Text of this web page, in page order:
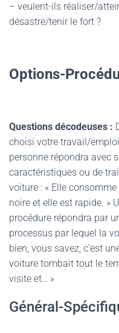
– veulent-ils réaliser/
désastre/tenir le fort ?
Options-
Questions décodeuses :
choisi votre travail/
personne répondra avec
caractéristiques ou de
voiture : « Elle
noire et elle est rapide. »
procédure répondra par
processus par lequel la
bien, vous savez, c’est
voiture tombait tout le
visite et… »
Général-